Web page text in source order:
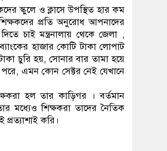
স্কুলে ও ক্লাসে উপস্থিত হার কম
শিক্ষকদের প্রতি অনুরোধ আপনাদের
চাই মন্ত্রনালায় থেকে জেলা ,
হাজার কোটি টাকা লোপাট
চুরি হয়, সোনার বার তামা হয়ে
এমন কোন সেক্টর নেই যেখানে
হল তার কাড়িগর । বর্তমান
মধ্যেও শিক্ষকরা তাদের নৈতিক
করি।